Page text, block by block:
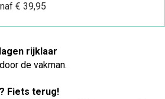
€ 39,95
rijklaar
de vakman.
Fiets terug!